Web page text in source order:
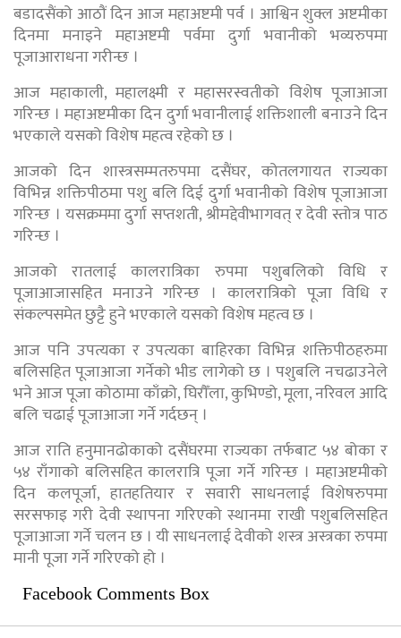
बडादसैंको आठौं दिन आज महाअष्टमी पर्व । आश्विन शुक्ल अष्टमीका
दिनमा मनाइने महाअष्टमी पर्वमा दुर्गा भवानीको भव्यरुपमा
पूजाआराधना गरीन्छ ।
आज महाकाली, महालक्ष्मी र महासरस्वतीको विशेष पूजाआजा
गरिन्छ । महाअष्टमीका दिन दुर्गा भवानीलाई शक्तिशाली बनाउने दिन
भएकाले यसको विशेष महत्व रहेको छ ।
आजको दिन शास्त्रसम्मतरुपमा दसैंघर, कोतलगायत राज्यका
विभिन्न शक्तिपीठमा पशु बलि दिई दुर्गा भवानीको विशेष पूजाआजा
गरिन्छ । यसक्रममा दुर्गा सप्तशती, श्रीमद्देवीभागवत् र देवी स्तोत्र पाठ
गरिन्छ ।
आजको रातलाई कालरात्रिका रुपमा पशुबलिको विधि र
पूजाआजासहित मनाउने गरिन्छ । कालरात्रिको पूजा विधि र
संकल्पसमेत छुट्टै हुने भएकाले यसको विशेष महत्व छ ।
आज पनि उपत्यका र उपत्यका बाहिरका विभिन्न शक्तिपीठहरुमा
बलिसहित पूजाआजा गर्नेको भीड लागेको छ । पशुबलि नचढाउनेले
भने आज पूजा कोठामा काँक्रो, घिरौँला, कुभिण्डो, मूला, नरिवल आदि
बलि चढाई पूजाआजा गर्ने गर्दछन् ।
आज राति हनुमानढोकाको दसैंघरमा राज्यका तर्फबाट ५४ बोका र
५४ राँगाको बलिसहित कालरात्रि पूजा गर्ने गरिन्छ । महाअष्टमीको
दिन कलपूर्जा, हातहतियार र सवारी साधनलाई विशेषरुपमा
सरसफाइ गरी देवी स्थापना गरिएको स्थानमा राखी पशुबलिसहित
पूजाआजा गर्ने चलन छ । यी साधनलाई देवीको शस्त्र अस्त्रका रुपमा
मानी पूजा गर्ने गरिएको हो ।
Facebook Comments Box